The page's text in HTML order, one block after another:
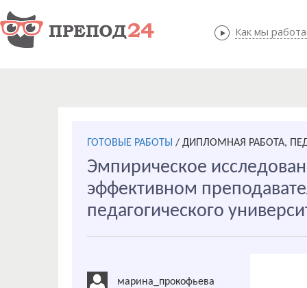
Как мы
Как мы
ГОТОВЫЕ РАБОТЫ / ДИПЛОМНАЯ РАБОТА,
Эмпирическое
эффективном
педагогического
марина_прокофьева